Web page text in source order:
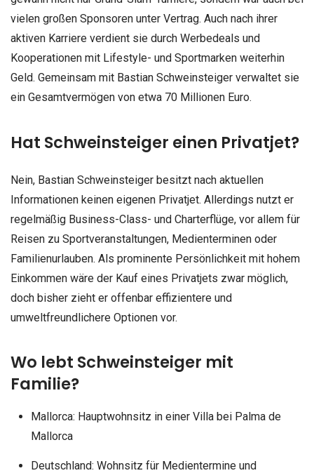
vielen großen Sponsoren unter Vertrag. Auch nach ihrer
aktiven Karriere verdient sie durch Werbedeals und
Kooperationen mit Lifestyle- und Sportmarken weiterhin
Geld. Gemeinsam mit Bastian Schweinsteiger verwaltet sie
ein Gesamtvermögen von etwa 70 Millionen Euro.
Hat Schweinsteiger einen Privatjet?
Nein, Bastian Schweinsteiger besitzt nach aktuellen
Informationen keinen eigenen Privatjet. Allerdings nutzt er
regelmäßig Business-Class- und Charterflüge, vor allem für
Reisen zu Sportveranstaltungen, Medienterminen oder
Familienurlauben. Als prominente Persönlichkeit mit hohem
Einkommen wäre der Kauf eines Privatjets zwar möglich,
doch bisher zieht er offenbar effizientere und
umweltfreundlichere Optionen vor.
Wo lebt Schweinsteiger mit
Familie?
Mallorca: Hauptwohnsitz in einer Villa bei Palma de
Mallorca
Deutschland: Wohnsitz für Medientermine und